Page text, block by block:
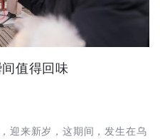
值得回味
迎来新岁，这期间，发生在乌